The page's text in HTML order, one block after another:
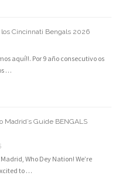
los Cincinnati Bengals 2026
aquí!!. Por 9 año consecutivo os
…
Madrid’s Guide BENGALS
Who Dey Nation! We’re
to …